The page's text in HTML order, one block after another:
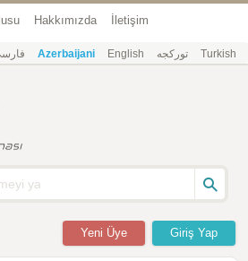
Hakkımızda İletişim
Azerbaijani English تورکجه Turkish
Giriş Yap
Yeni Üye